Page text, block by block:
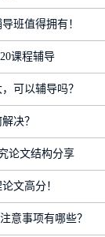
班值得拥有！
课程辅导
可以辅导吗？
决？
论文结构分享
文高分！
意事项有哪些？